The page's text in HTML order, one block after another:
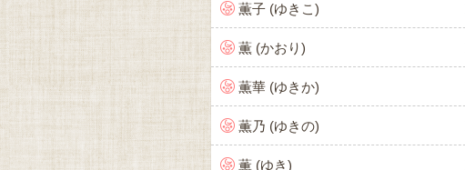
薫子 (ゆきこ)
薫 (かおり)
薫華 (ゆきか)
薫乃 (ゆきの)
薫 (ゆき)